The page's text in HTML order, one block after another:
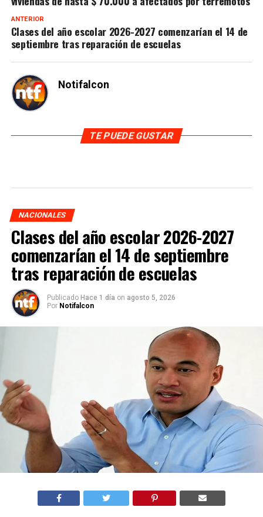
ANTERIOR
Clases del año escolar 2026-2027 comenzarían el 14 de
septiembre tras reparación de escuelas
Notifalcon
TE PUEDE GUSTAR
NACIONALES
Clases del año escolar 2026-2027
comenzarían el 14 de septiembre
tras reparación de escuelas
Publicado Hace 1 día on agosto 5, 2026
Por Notifalcon